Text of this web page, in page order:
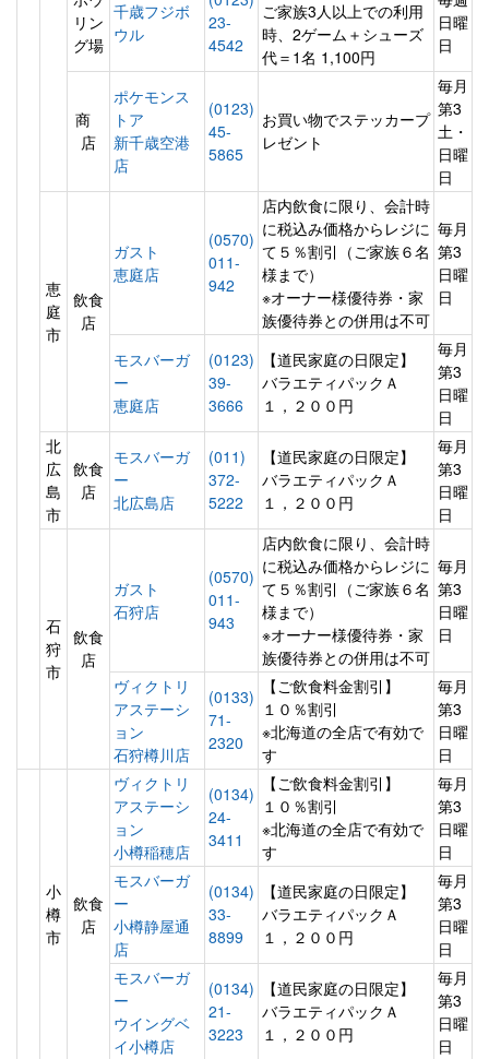
リン
グ場
千歳フジボ
ウル
23-
4542
ご家族3人以上での利用
時、2ゲーム＋シューズ
代＝1名 1,100円
日曜
日
商
店
ポケモンス
トア
新千歳空港
店
(0123)
45-
5865
お買い物でステッカープ
レゼント
毎月
第3
土・
日曜
日
恵
庭
市
飲食
店
ガスト
恵庭店
(0570)
011-
942
店内飲食に限り、会計時
に税込み価格からレジに
て５％割引（ご家族６名
様まで）
※オーナー様優待券・家
族優待券との併用は不可
毎月
第3
日曜
日
モスバーガ
ー
恵庭店
(0123)
39-
3666
【道民家庭の日限定】
バラエティパックＡ
１，２００円
毎月
第3
日曜
日
北
広
島
市
飲食
店
モスバーガ
ー
北広島店
(011)
372-
5222
【道民家庭の日限定】
バラエティパックＡ
１，２００円
毎月
第3
日曜
日
石
狩
市
飲食
店
ガスト
石狩店
(0570)
011-
943
店内飲食に限り、会計時
に税込み価格からレジに
て５％割引（ご家族６名
様まで）
※オーナー様優待券・家
族優待券との併用は不可
毎月
第3
日曜
日
ヴィクトリ
アステーシ
ョン
石狩樽川店
(0133)
71-
2320
【ご飲食料金割引】
１０％割引
※北海道の全店で有効で
す
毎月
第3
日曜
日
小
樽
市
飲食
店
ヴィクトリ
アステーシ
ョン
小樽稲穂店
(0134)
24-
3411
【ご飲食料金割引】
１０％割引
※北海道の全店で有効で
す
毎月
第3
日曜
日
モスバーガ
ー
小樽静屋通
店
(0134)
33-
8899
【道民家庭の日限定】
バラエティパックＡ
１，２００円
毎月
第3
日曜
日
モスバーガ
ー
ウイングベ
イ小樽店
(0134)
21-
3223
【道民家庭の日限定】
バラエティパックＡ
１，２００円
毎月
第3
日曜
日